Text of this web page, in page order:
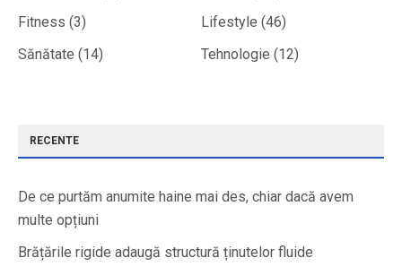
Fitness (3) Lifestyle (46)
Sănătate (14) Tehnologie (12)
RECENTE
De ce purtăm anumite haine mai des, chiar dacă avem
multe opțiuni
Brățările rigide adaugă structură ținutelor fluide